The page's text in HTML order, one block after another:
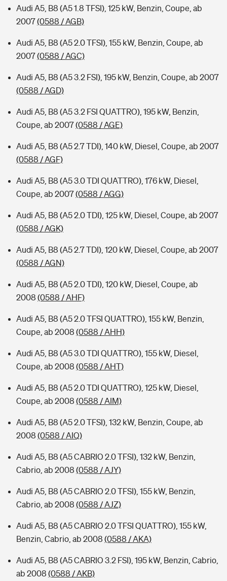
Sie haben Fragen?
Zur Übersicht
Tools
Kinderunfall-Check: Mehr Sicherheit für deine Kids
Sie haben Fragen?
Audi A5, B8 (A5 1.8 TFSI), 125 kW, Benzin, Coupe, ab
2007(0588 / AGB)
Audi A5, B8 (A5 2.0 TFSI), 155 kW, Benzin, Coupe, ab
2007(0588 / AGC)
Audi A5, B8 (A5 3.2 FSI), 195 kW, Benzin, Coupe, ab 2007
(0588 / AGD)
Audi A5, B8 (A5 3.2 FSI QUATTRO), 195 kW, Benzin,
Coupe, ab 2007(0588 / AGE)
Audi A5, B8 (A5 2.7 TDI), 140 kW, Diesel, Coupe, ab 2007
(0588 / AGF)
Audi A5, B8 (A5 3.0 TDI QUATTRO), 176 kW, Diesel,
Coupe, ab 2007(0588 / AGG)
Audi A5, B8 (A5 2.0 TDI), 125 kW, Diesel, Coupe, ab 2007
(0588 / AGK)
Audi A5, B8 (A5 2.7 TDI), 120 kW, Diesel, Coupe, ab 2007
(0588 / AGN)
Audi A5, B8 (A5 2.0 TDI), 120 kW, Diesel, Coupe, ab
2008 (0588 / AHF)
Audi A5, B8 (A5 2.0 TFSI QUATTRO), 155 kW, Benzin,
Coupe, ab 2008 (0588 / AHH)
Audi A5, B8 (A5 3.0 TDI QUATTRO), 155 kW, Diesel,
Coupe, ab 2008 (0588 / AHT)
Audi A5, B8 (A5 2.0 TDI QUATTRO), 125 kW, Diesel,
Coupe, ab 2008 (0588 / AIM)
Audi A5, B8 (A5 2.0 TFSI), 132 kW, Benzin, Coupe, ab
2008 (0588 / AIQ)
Audi A5, B8 (A5 CABRIO 2.0 TFSI), 132 kW, Benzin,
Cabrio, ab 2008 (0588 / AJY)
Audi A5, B8 (A5 CABRIO 2.0 TFSI), 155 kW, Benzin,
Cabrio, ab 2008 (0588 / AJZ)
Audi A5, B8 (A5 CABRIO 2.0 TFSI QUATTRO), 155 kW,
Benzin, Cabrio, ab 2008 (0588 / AKA)
Audi A5, B8 (A5 CABRIO 3.2 FSI), 195 kW, Benzin, Cabrio,
ab 2008 (0588 / AKB)